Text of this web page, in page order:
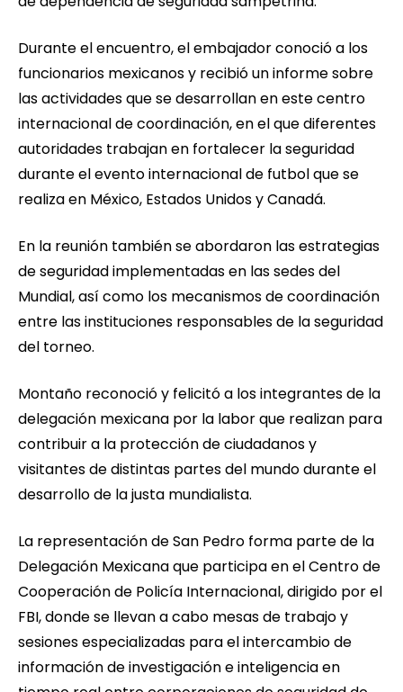
Durante el encuentro, el embajador conoció a los
funcionarios mexicanos y recibió un informe sobre
las actividades que se desarrollan en este centro
internacional de coordinación, en el que diferentes
autoridades trabajan en fortalecer la seguridad
durante el evento internacional de futbol que se
realiza en México, Estados Unidos y Canadá.
En la reunión también se abordaron las estrategias
de seguridad implementadas en las sedes del
Mundial, así como los mecanismos de coordinación
entre las instituciones responsables de la seguridad
del torneo.
Montaño reconoció y felicitó a los integrantes de la
delegación mexicana por la labor que realizan para
contribuir a la protección de ciudadanos y
visitantes de distintas partes del mundo durante el
desarrollo de la justa mundialista.
La representación de San Pedro forma parte de la
Delegación Mexicana que participa en el Centro de
Cooperación de Policía Internacional, dirigido por el
FBI, donde se llevan a cabo mesas de trabajo y
sesiones especializadas para el intercambio de
información de investigación e inteligencia en